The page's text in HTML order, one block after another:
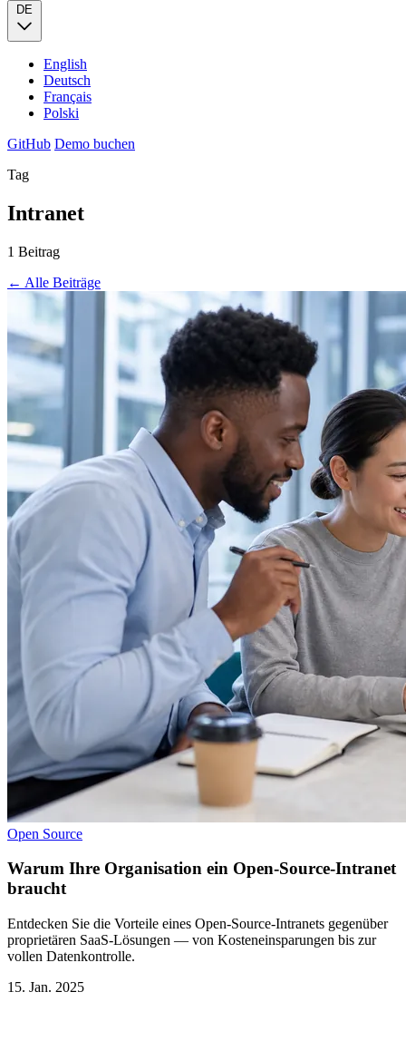
DE
English
Deutsch
Français
Polski
GitHub Demo buchen
Tag
Intranet
1 Beitrag
← Alle Beiträge
Open Source
Warum Ihre Organisation ein Open-Source-Intranet
braucht
Entdecken Sie die Vorteile eines Open-Source-Intranets gegenüber
proprietären SaaS-Lösungen — von Kosteneinsparungen bis zur
vollen Datenkontrolle.
15. Jan. 2025